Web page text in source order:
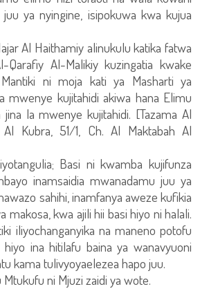
ya nyingine, isipokuwa kwa kujua
Al Haithamiy alinukulu katika fatwa
Al-Malikiy kuzingatia kwake
ni moja kati ya Masharti ya
mwenye kujitahidi akiwa hana Elimu
la mwenye kujitahidi. [Tazama Al
Kubra, 51/1, Ch. Al Maktabah Al
Basi ni kwamba kujifunza
inamsaidia mwanadamu juu ya
sahihi, inamfanya aweze kufikia
makosa, kwa ajili hii basi hiyo ni halali.
iliyochanganyika na maneno potofu
ina hitilafu baina ya wanavyuoni
kama tulivyoyaelezea hapo juu.
ni Mjuzi zaidi ya wote.